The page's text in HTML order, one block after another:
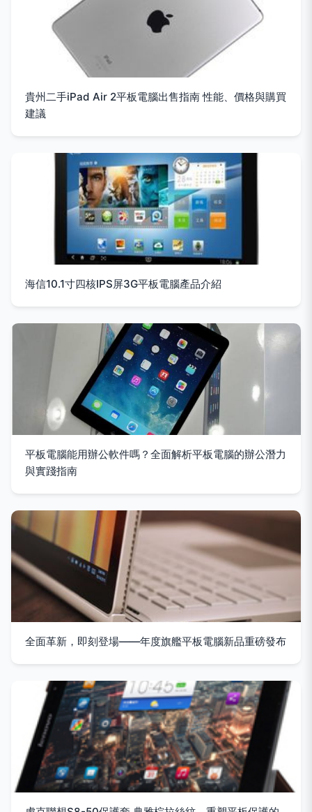
貴州二手iPad Air 2平板電腦出售指南 性能、價格與購買
建議
海信10.1寸四核IPS屏3G平板電腦產品介紹
平板電腦能用辦公軟件嗎？全面解析平板電腦的辦公潛力
與實踐指南
全面革新，即刻登場——年度旗艦平板電腦新品重磅發布